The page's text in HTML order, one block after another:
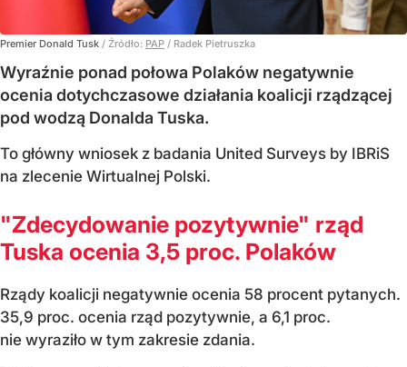
Premier Donald Tusk / Źródło: PAP / Radek Pietruszka
Wyraźnie ponad połowa Polaków negatywnie
ocenia dotychczasowe działania koalicji rządzącej
pod wodzą Donalda Tuska.
To główny wniosek z badania United Surveys by IBRiS
na zlecenie Wirtualnej Polski.
"Zdecydowanie pozytywnie" rząd
Tuska ocenia 3,5 proc. Polaków
Rządy koalicji negatywnie ocenia 58 procent pytanych.
35,9 proc. ocenia rząd pozytywnie, a 6,1 proc.
nie wyraziło w tym zakresie zdania.